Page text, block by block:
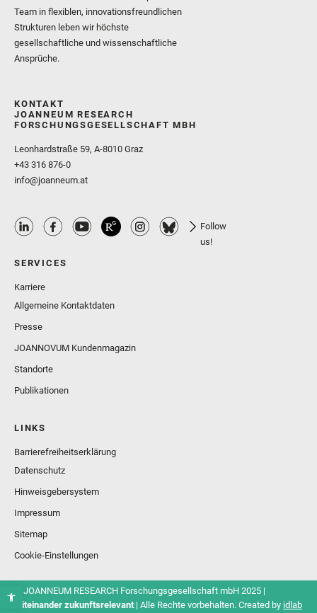
Team in flexiblen, innovationsfreundlichen
Strukturen leben wir höchste
gesellschaftliche und wissenschaftliche
Ansprüche.
KONTAKT
JOANNEUM RESEARCH
FORSCHUNGSGESELLSCHAFT MBH
Leonhardstraße 59, A-8010 Graz
+43 316 876-0
info@joanneum.at
Follow
us!
SERVICES
Karriere
Allgemeine Kontaktdaten
Presse
JOANNOVUM Kundenmagazin
Standorte
Publikationen
LINKS
Barrierefreiheitserklärung
Datenschutz
Hinweisgebersystem
Impressum
Sitemap
Cookie-Einstellungen
© JOANNEUM RESEARCH Forschungsgesellschaft mbH 2025 |
Miteinander zukunftsrelevant | Alle Rechte vorbehalten. Created by idlab